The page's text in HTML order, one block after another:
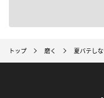
トップ 磨く 夏バテし